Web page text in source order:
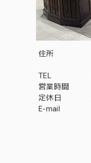
住所
TEL
営業時間
定休日
E-mail